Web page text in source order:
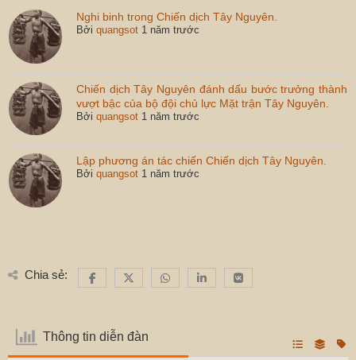
Nghi binh trong Chiến dịch Tây Nguyên.
Bởiquangsot 1 năm trước
Chiến dịch Tây Nguyên đánh dấu bước trưởng thành
vượt bậc của bộ đội chủ lực Mặt trận Tây Nguyên.
Bởiquangsot 1 năm trước
Lập phương án tác chiến Chiến dịch Tây Nguyên.
Bởiquangsot 1 năm trước
Chia sẻ:
Thông tin diễn đàn